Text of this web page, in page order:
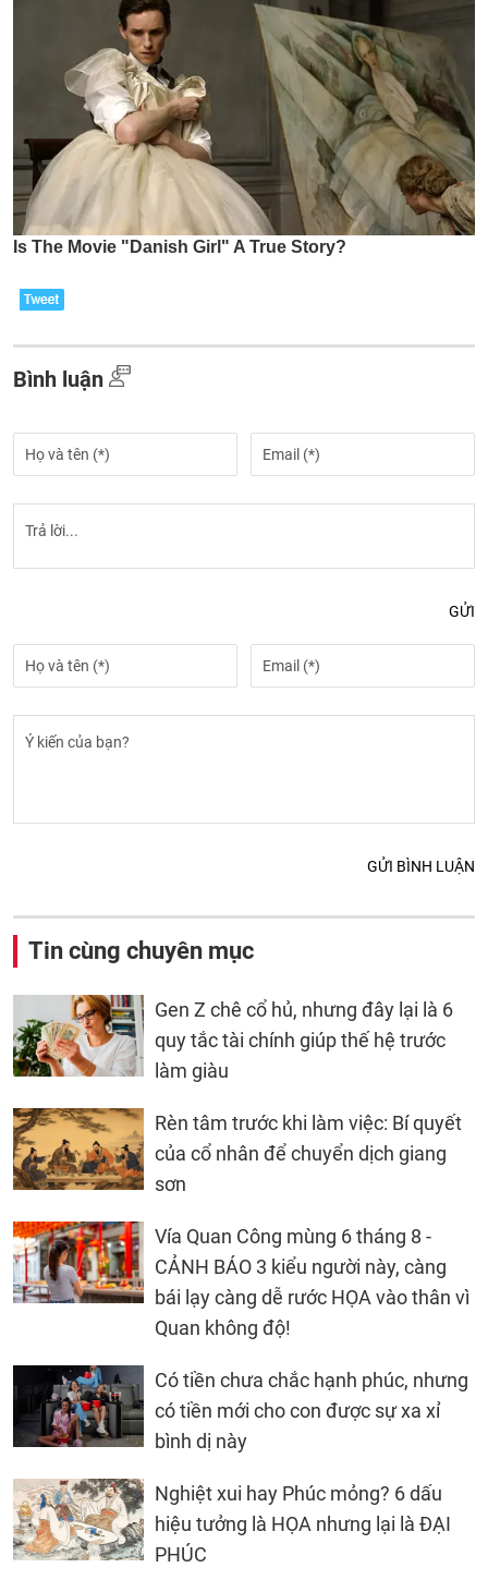
Bình luận
GỬI
GỬI BÌNH LUẬN
Tin cùng chuyên mục
Gen Z chê cổ hủ, nhưng đây lại là 6
quy tắc tài chính giúp thế hệ trước
làm giàu
Rèn tâm trước khi làm việc: Bí quyết
của cổ nhân để chuyển dịch giang
sơn
Vía Quan Công mùng 6 tháng 8 -
CẢNH BÁO 3 kiểu người này, càng
bái lạy càng dễ rước HỌA vào thân vì
Quan không độ!
Có tiền chưa chắc hạnh phúc, nhưng
có tiền mới cho con được sự xa xỉ
bình dị này
Nghiệt xui hay Phúc mỏng? 6 dấu
hiệu tưởng là HỌA nhưng lại là ĐẠI
PHÚC